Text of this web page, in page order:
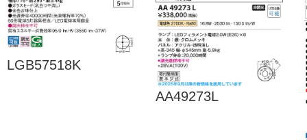
LGB57518K
AA49273L